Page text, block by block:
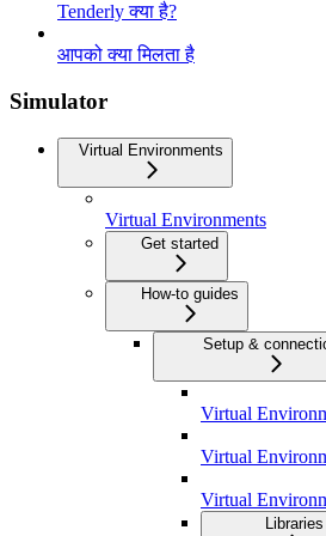
Tenderly क्या है?
आपको क्या मिलता है
Simulator
Virtual Environments
Virtual Environments
Get started
How-to guides
Setup &
Virtual
Virtual
Virtual
Libraries